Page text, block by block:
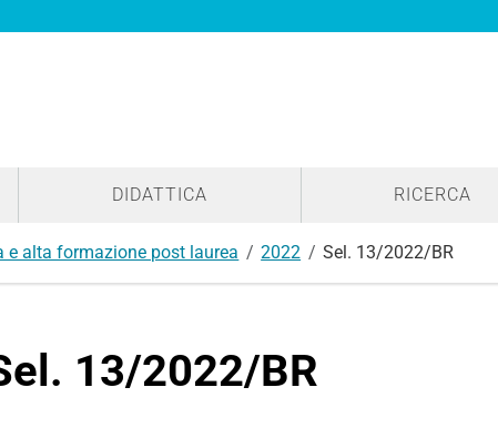
DIDATTICA RICERCA
e alta formazione post laurea 2022 Sel. 13/2022/BR
13/2022/BR